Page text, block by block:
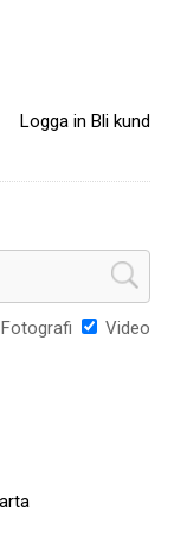
Logga in Bli kund
Fotografi Video